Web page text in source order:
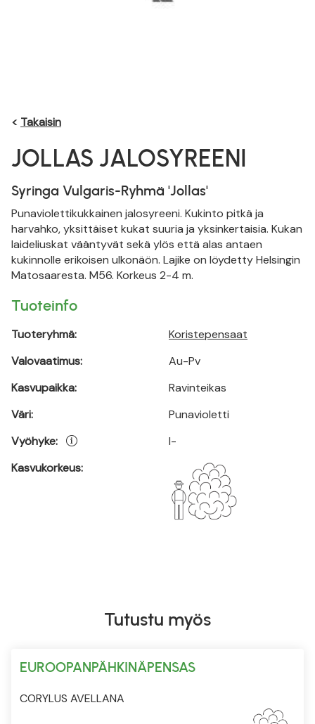
< Takaisin
JOLLAS JALOSYREENI
Syringa Vulgaris-Ryhmä 'Jollas'
Punaviolettikukkainen jalosyreeni. Kukinto pitkä ja
harvahko, yksittäiset kukat suuria ja yksinkertaisia. Kukan
laideliuskat vääntyvät sekä ylös että alas antaen
kukinnolle erikoisen ulkonäön. Lajike on löydetty Helsingin
Matosaaresta. M56. Korkeus 2-4 m.
Tuoteinfo
Tuoteryhmä:
Valovaatimus:
Kasvupaikka:
Väri:
Vyöhyke:
Kasvukorkeus:
Koristepensaat
Au-Pv
Ravinteikas
Punavioletti
I-
Tutustu myös
EUROOPANPÄHKINÄPENSAS
CORYLUS AVELLANA